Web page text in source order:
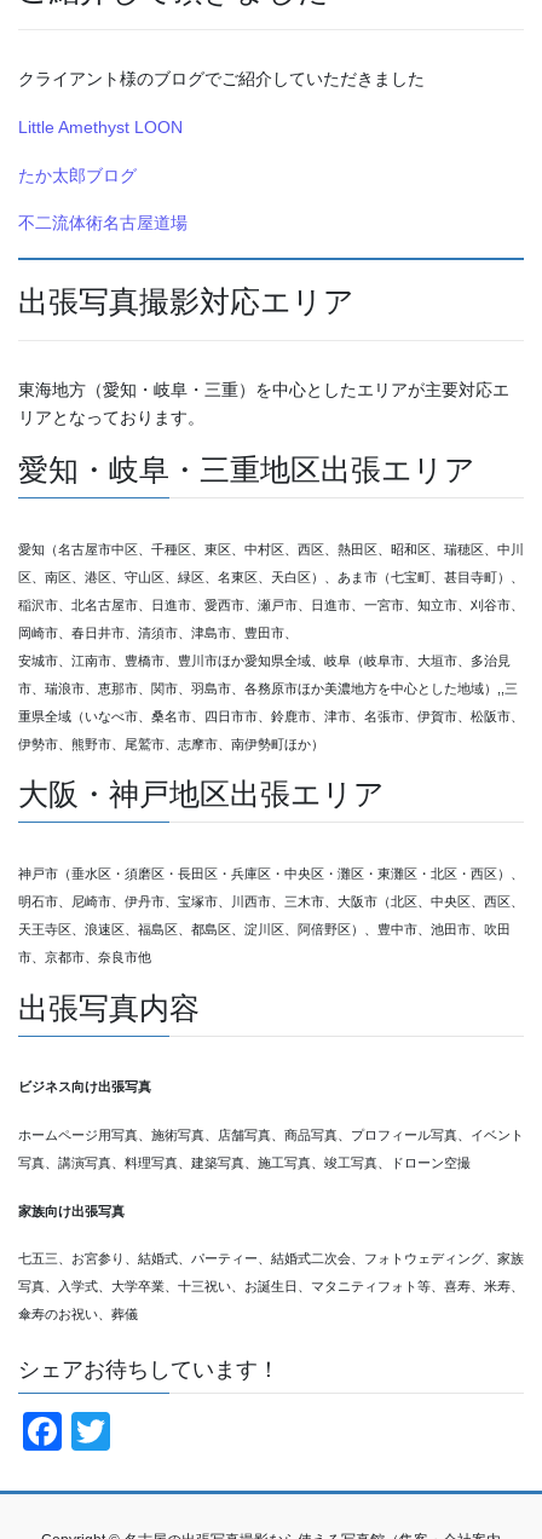
クライアント様のブログでご紹介していただきました
Little Amethyst LOON
たか太郎ブログ
不二流体術名古屋道場
出張写真撮影対応エリア
東海地方（愛知・岐阜・三重）を中心としたエリアが主要対応エ
リアとなっております。
愛知・岐阜・三重地区出張エリア
愛知（名古屋市中区、千種区、東区、中村区、西区、熱田区、昭和区、瑞穂区、中川
区、南区、港区、守山区、緑区、名東区、天白区）、あま市（七宝町、甚目寺町）、
稲沢市、北名古屋市、日進市、愛西市、瀬戸市、日進市、一宮市、知立市、刈谷市、
岡崎市、春日井市、清須市、津島市、豊田市、
安城市、江南市、豊橋市、豊川市ほか愛知県全域、岐阜（岐阜市、大垣市、多治見
市、瑞浪市、恵那市、関市、羽島市、各務原市ほか美濃地方を中心とした地域）,,三
重県全域（いなべ市、桑名市、四日市市、鈴鹿市、津市、名張市、伊賀市、松阪市、
伊勢市、熊野市、尾鷲市、志摩市、南伊勢町ほか）
大阪・神戸地区出張エリア
神戸市（垂水区・須磨区・長田区・兵庫区・中央区・灘区・東灘区・北区・西区）、
明石市、尼崎市、伊丹市、宝塚市、川西市、三木市、大阪市（北区、中央区、西区、
天王寺区、浪速区、福島区、都島区、淀川区、阿倍野区）、豊中市、池田市、吹田
市、京都市、奈良市他
出張写真内容
ビジネス向け出張写真
ホームページ用写真、施術写真、店舗写真、商品写真、プロフィール写真、イベント
写真、講演写真、料理写真、建築写真、施工写真、竣工写真、ドローン空撮
家族向け出張写真
七五三、お宮参り、結婚式、パーティー、結婚式二次会、フォトウェディング、家族
写真、入学式、大学卒業、十三祝い、お誕生日、マタニティフォト等、喜寿、米寿、
傘寿のお祝い、葬儀
シェアお待ちしています！
F
c
tt